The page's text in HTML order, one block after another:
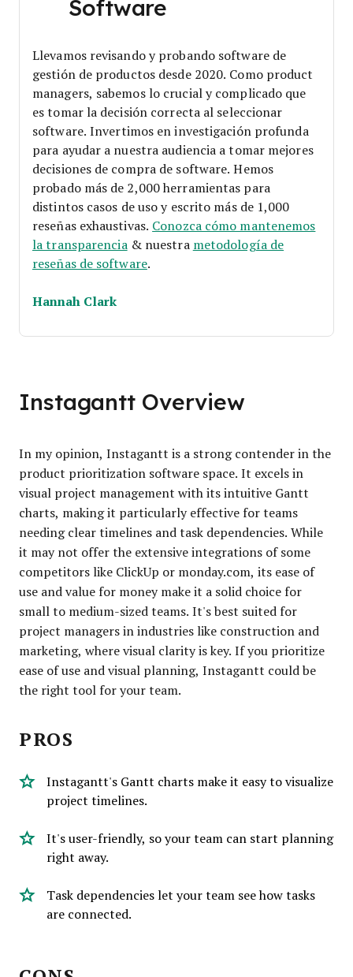
Software
Llevamos revisando y probando software de
gestión de productos desde 2020. Como product
managers, sabemos lo crucial y complicado que
es tomar la decisión correcta al seleccionar
software. Invertimos en investigación profunda
para ayudar a nuestra audiencia a tomar mejores
decisiones de compra de software. Hemos
probado más de 2,000 herramientas para
distintos casos de uso y escrito más de 1,000
reseñas exhaustivas. Conozca cómo mantenemos
la transparencia & nuestra metodología de
reseñas de software.
Hannah Clark
Instagantt Overview
In my opinion, Instagantt is a strong contender in the
product prioritization software space. It excels in
visual project management with its intuitive Gantt
charts, making it particularly effective for teams
needing clear timelines and task dependencies. While
it may not offer the extensive integrations of some
competitors like ClickUp or monday.com, its ease of
use and value for money make it a solid choice for
small to medium-sized teams. It's best suited for
project managers in industries like construction and
marketing, where visual clarity is key. If you prioritize
ease of use and visual planning, Instagantt could be
the right tool for your team.
PROS
Instagantt's Gantt charts make it easy to visualize
project timelines.
It's user-friendly, so your team can start planning
right away.
Task dependencies let your team see how tasks
are connected.